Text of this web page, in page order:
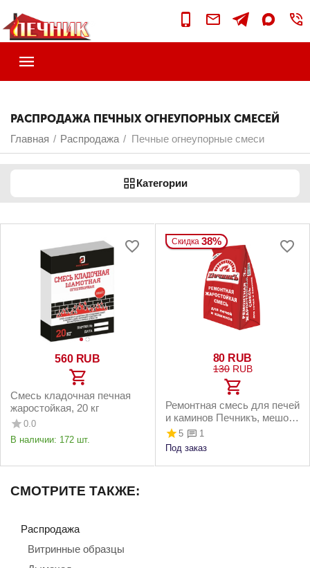
РАСПРОДАЖА ПЕЧНЫХ ОГНЕУПОРНЫХ СМЕСЕЙ
Главная / Распродажа / Печные огнеупорные смеси
Категории
‍560‍ RUB
Смесь кладочная печная
жаростойкая, 20 кг
0.0
В наличии: 172 шт.
Скидка 38%
‍80‍ RUB
‍130‍ RUB
Ремонтная смесь для печей
и каминов Печникъ, мешок
3 кг5
1
Под заказ
СМОТРИТЕ ТАКЖЕ:
Распродажа
Витринные образцы